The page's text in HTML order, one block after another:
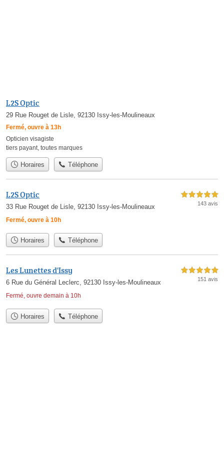
L2S Optic
29 Rue Rouget de Lisle, 92130 Issy-les-Moulineaux
Fermé, ouvre à 13h
Opticien visagiste
tiers payant toutes marques
Horaires Téléphone
L2S Optic
33 Rue Rouget de Lisle, 92130 Issy-les-Moulineaux
Fermé, ouvre à 10h
5,0 étoiles sur 5
143 avis
Horaires Téléphone
Les Lunettes d'Issy
6 Rue du Général Leclerc, 92130 Issy-les-Moulineaux
Fermé, ouvre demain à 10h
5,0 étoiles sur 5
151 avis
Horaires Téléphone